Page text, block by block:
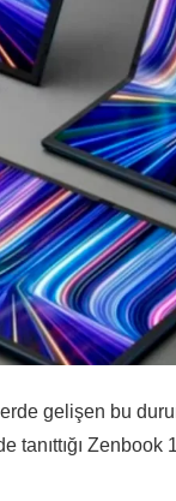
gelişen bu
Zenbook